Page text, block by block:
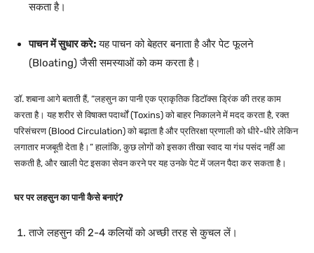
सकता है।
पाचन में सुधार करे:यह पाचन को बेहतर बनाता है और पेट फूलने
(Bloating) जैसी समस्याओं को कम करता है।
डॉ. शबाना आगे बताती हैं, “लहसुन का पानी एक प्राकृतिक डिटॉक्स ड्रिंक की तरह काम
करता है। यह शरीर से विषाक्त पदार्थों (Toxins) को बाहर निकालने में मदद करता है, रक्त
परिसंचरण (Blood Circulation) को बढ़ाता है और प्रतिरक्षा प्रणाली को धीरे-धीरे लेकिन
लगातार मजबूती देता है।” हालांकि, कुछ लोगों को इसका तीखा स्वाद या गंध पसंद नहीं आ
सकती है, और खाली पेट इसका सेवन करने पर यह उनके पेट में जलन पैदा कर सकता है।
घर पर लहसुन का पानी कैसे बनाएं?
ताजे लहसुन की 2-4 कलियों को अच्छी तरह से कुचल लें।